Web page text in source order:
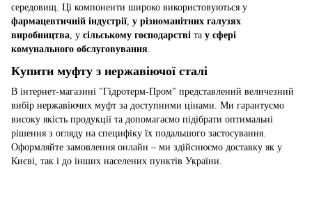
середовищ. Ці компоненти широко використовуються у
фармацевтичній індустрії, у різноманітних галузях
виробництва, у сільському господарстві та у сфері
комунального обслуговування.
Купити муфту з нержавіючої сталі
В інтернет-магазині "Гідротерм-Пром" представлений величезний
вибір нержавіючих муфт за доступними цінами. Ми гарантуємо
високу якість продукції та допомагаємо підібрати оптимальні
рішення з огляду на специфіку їх подальшого застосування.
Оформляйте замовлення онлайн – ми здійснюємо доставку як у
Києві, так і до інших населених пунктів України.